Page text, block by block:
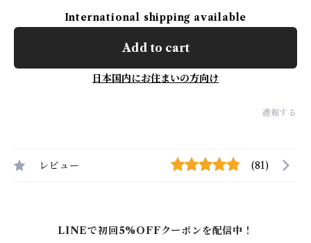
International shipping available
Add to cart
日本国内にお住まいの方向け
通報する
レビュー (81)
LINEで初回5%OFFクーポンを配信中！